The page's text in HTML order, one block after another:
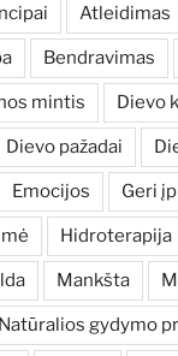
Atleidimas
Bendravimas
mintis Dievo
Dievo pažadai
Emocijos Geri
Hidroterapija
Mankšta
Natūralios gydymo